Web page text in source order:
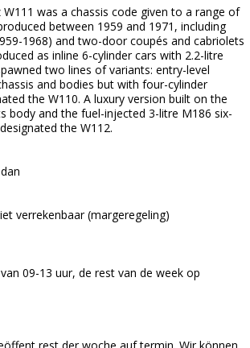
was a chassis code given to a range of
between 1959 and 1971, including
1968) and two-door coupés and cabriolets
as inline 6-cylinder cars with 2.2-litre
two lines of variants: entry-level
and bodies but with four-cylinder
the W110. A luxury version built on the
body and the fuel-injected 3-litre M186 six-
the W112.
verrekenbaar (margeregeling)
09-13 uur, de rest van de week op